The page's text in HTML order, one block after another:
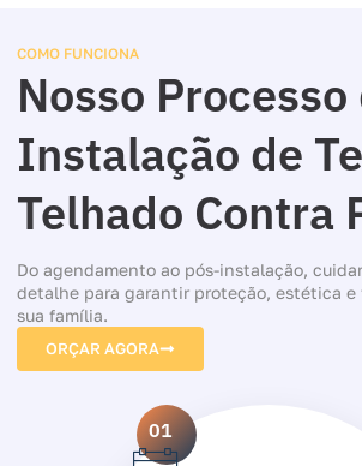
COMO FUNCIONA
Nosso Processo
Instalação de
Telhado Contra
Do agendamento ao pós-instalação,
detalhe para garantir proteção, estética
sua família.
ORÇAR AGORA
01